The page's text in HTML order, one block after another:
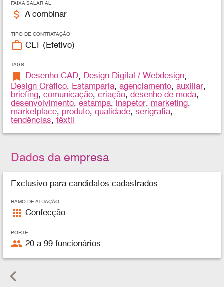
FAIXA SALARIAL
attach_money A combinar
TIPO DE CONTRATAÇÃO
work_outline CLT (Efetivo)
TAGS
bookmark Desenho CAD, Design Digital / Webdesign,
Design Gráfico, Estamparia,agenciamento,auxiliar,
briefing,comunicação,criação,desenho de moda,
desenvolvimento,estampa, inspetor, marketing,
marketplace, produto,qualidade,serigrafia,
tendências,têxtil
Dados da empresa
Exclusivo para candidatos cadastrados
RAMO DE ATUAÇÃO
apps Confecção
PORTE
people 20 a 99 funcionários
keyboard_arrow_left